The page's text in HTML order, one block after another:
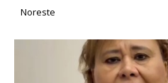
Noreste